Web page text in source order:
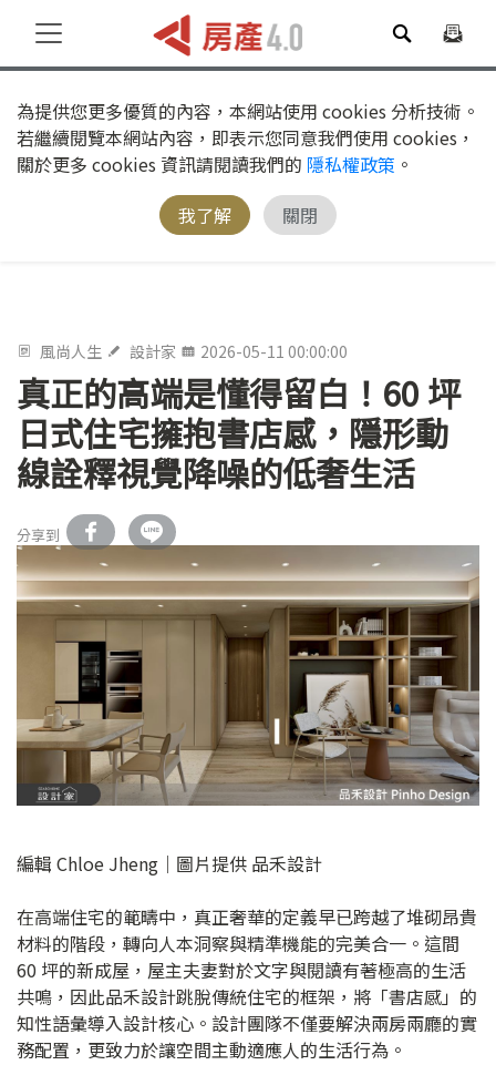
為提供您更多優質的內容，本網站使用 cookies 分析技術。
若繼續閱覽本網站內容，即表示您同意我們使用 cookies，
關於更多 cookies 資訊請閱讀我們的 隱私權政策 。
我了解
關閉
風尚人生 設計家 2026-05-11 00:00:00
真正的高端是懂得留白！60 坪
日式住宅擁抱書店感，隱形動
線詮釋視覺降噪的低奢生活
分享到
編輯 Chloe Jheng｜圖片提供 品禾設計
在高端住宅的範疇中，真正奢華的定義早已跨越了堆砌昂貴
材料的階段，轉向人本洞察與精準機能的完美合一。這間
60 坪的新成屋，屋主夫妻對於文字與閱讀有著極高的生活
共鳴，因此品禾設計跳脫傳統住宅的框架，將「書店感」的
知性語彙導入設計核心。設計團隊不僅要解決兩房兩廳的實
務配置，更致力於讓空間主動適應人的生活行為。